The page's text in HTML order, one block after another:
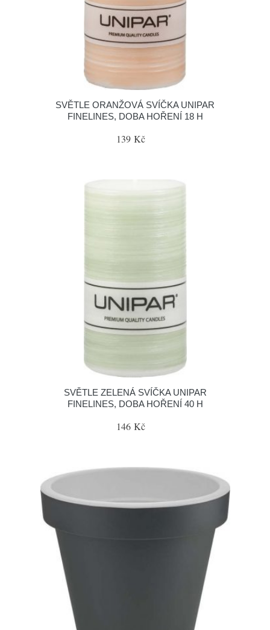
SVĚTLE ORANŽOVÁ SVÍČKA UNIPAR
FINELINES, DOBA HOŘENÍ 18 H
139 Kč
SVĚTLE ZELENÁ SVÍČKA UNIPAR
FINELINES, DOBA HOŘENÍ 40 H
146 Kč